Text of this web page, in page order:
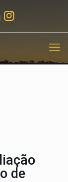
|
de